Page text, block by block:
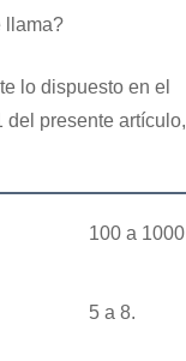
llama?
lo dispuesto en el
del presente artículo,
100 a 1000
5 a 8.